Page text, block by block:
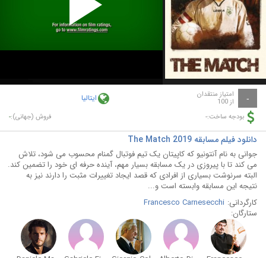
Play
Video
- امتیاز منتقدان
از 100 ایتالیا
بودجه ساخت:- فروش (جهانی):-
دانلود فیلم مسابقه The Match 2019
جوانی به نام آنتونیو که کاپیتان یک تیم فوتبال گمنام محسوب می شود، تلاش
می کند تا با پیروزی در یک مسابقه بسیار مهم، آینده حرفه ای خود را تضمین کند.
البته سرنوشت بسیاری از افرادی که قصد ایجاد تغییرات مثبت را دارند نیز به
نتیجه این مسابقه وابسته است و...
کارگردانی: Francesco Carnesecchi
ستارگان: